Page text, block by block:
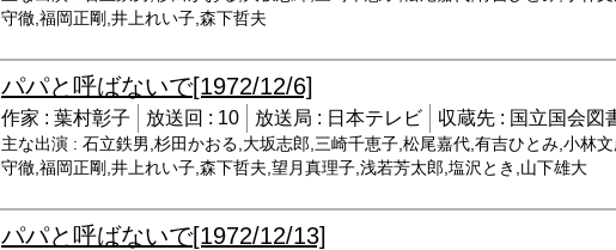
守徹,福岡正剛,井上れい子,森下哲夫
パパと呼ばないで[1972/12/6]
作家 : 葉村彰子 放送回 : 10 放送局 : 日本テレビ 収蔵先 : 国立国会図
主な出演 : 石立鉄男,杉田かおる,大坂志郎,三崎千恵子,松尾嘉代,有吉ひとみ,小林
守徹,福岡正剛,井上れい子,森下哲夫,望月真理子,浅若芳太郎,塩沢とき,山下雄大
パパと呼ばないで[1972/12/13]